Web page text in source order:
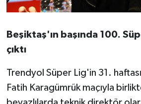
Beşiktaş'ın başında 100.
çıktı
Trendyol Süper Lig'in 31.
Fatih Karagümrük maçıyla